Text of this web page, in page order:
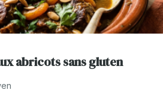
abricots sans gluten